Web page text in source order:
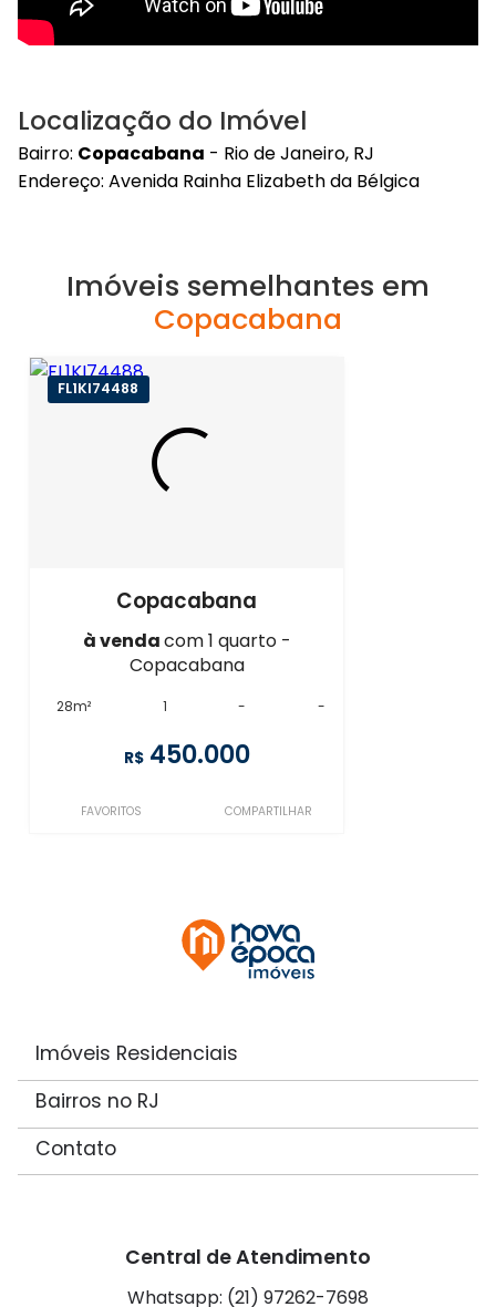
Localização do Imóvel
Bairro: Copacabana - Rio de Janeiro, RJ
Endereço: Avenida Rainha Elizabeth da Bélgica
Imóveis semelhantes em
Copacabana
FL1KI74488
Copacabana
à vendacom 1 quarto -
Copacabana
28m² 1 - -
R$ 450.000
FAVORITOS COMPARTILHAR
Imóveis Residenciais
Bairros no RJ
Contato
Central de Atendimento
Whatsapp: (21) 97262-7698